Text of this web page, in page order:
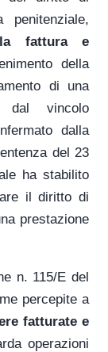
fattura e
della
di una
dal vincolo
dalla
del 23
ha stabilito
il diritto di
prestazione
n. 115/E del
percepite a
fatturate e
operazioni